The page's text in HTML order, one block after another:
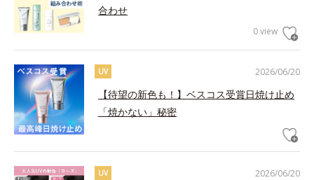
合わせ
0 view
2026/06/20
UV
【待望の新色も！】ベスコス受賞日焼け止め
「焼かない」秘密
2026/06/20
UV